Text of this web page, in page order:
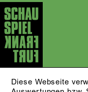
Diese Webseite